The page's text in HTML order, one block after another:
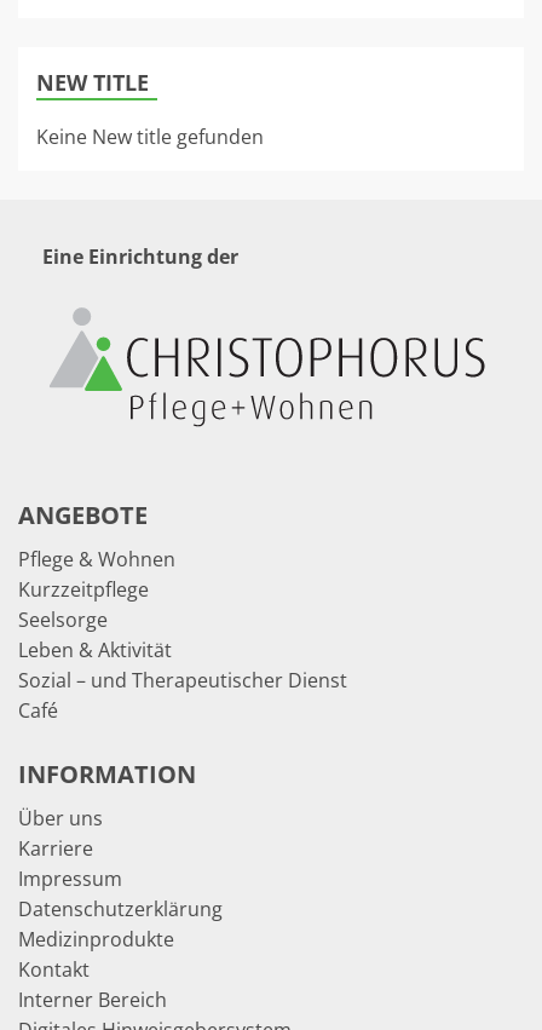
NEW TITLE
Keine New title gefunden
Eine Einrichtung der
ANGEBOTE
Pflege & Wohnen
Kurzzeitpflege
Seelsorge
Leben & Aktivität
Sozial – und Therapeutischer Dienst
Café
INFORMATION
Über uns
Karriere
Impressum
Datenschutzerklärung
Medizinprodukte
Kontakt
Interner Bereich